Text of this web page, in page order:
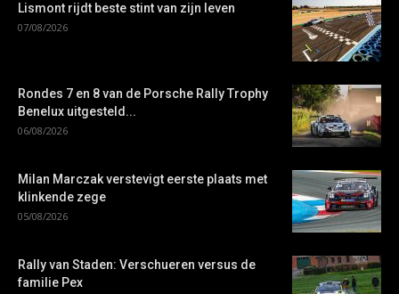
Lismont rijdt beste stint van zijn leven
07/08/2026
Rondes 7 en 8 van de Porsche Rally Trophy
Benelux uitgesteld...
06/08/2026
Milan Marczak verstevigt eerste plaats met
klinkende zege
05/08/2026
Rally van Staden: Verschueren versus de
familie Pex